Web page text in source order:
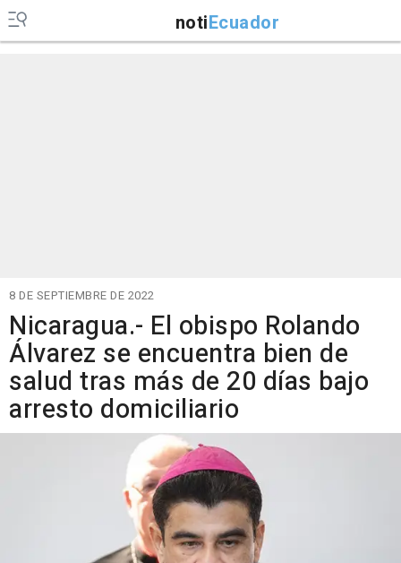
notiEcuador
8 DE SEPTIEMBRE DE 2022
Nicaragua.- El obispo Rolando
Álvarez se encuentra bien de
salud tras más de 20 días bajo
arresto domiciliario